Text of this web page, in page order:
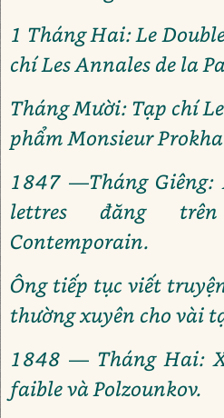
1 Tháng Hai: Le
chí Les Annales de la
Tháng Mười: Tạp chí
phẩm Monsieur
1847 —Tháng Giêng:
lettres đăng
Contemporain.
Ông tiếp tục viết
thường xuyên cho vài
1848 — Tháng Hai:
faible và Polzounkov.